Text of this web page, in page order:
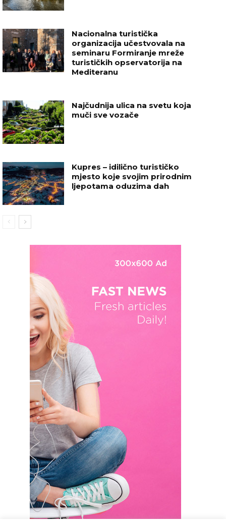
Nacionalna turistička
organizacija učestvovala na
seminaru Formiranje mreže
turističkih opservatorija na
Mediteranu
Najčudnija ulica na svetu koja
muči sve vozače
Kupres – idilično turističko
mjesto koje svojim prirodnim
ljepotama oduzima dah